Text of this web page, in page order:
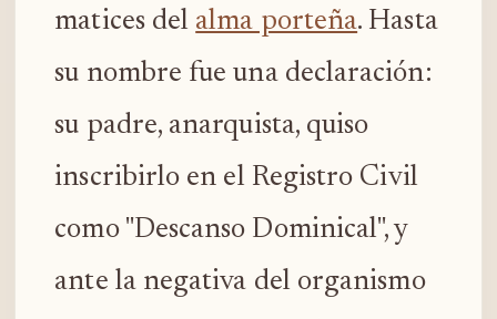
matices del alma porteña. Hasta
su nombre fue una declaración:
su padre, anarquista, quiso
inscribirlo en el Registro Civil
como "Descanso Dominical", y
ante la negativa del organismo